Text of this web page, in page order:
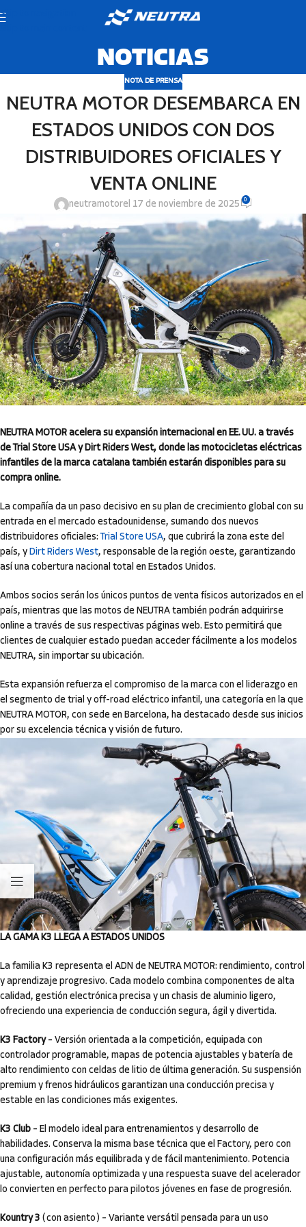
Skip to navigation
NOTICIAS
NOTA DE PRENSA
NEUTRA MOTOR DESEMBARCA EN
ESTADOS UNIDOS CON DOS
DISTRIBUIDORES OFICIALES Y
VENTA ONLINE
neutramotorel 17 de noviembre de 2025 0
NEUTRA MOTOR acelera su expansión internacional en EE. UU. a través
de Trial Store USA y Dirt Riders West, donde las motocicletas eléctricas
infantiles de la marca catalana también estarán disponibles para su
compra online.
La compañía da un paso decisivo en su plan de crecimiento global con su
entrada en el mercado estadounidense, sumando dos nuevos
distribuidores oficiales:Trial Store USA, que cubrirá la zona este del
país, y Dirt Riders West, responsable de la región oeste, garantizando
así una cobertura nacional total en Estados Unidos.
Ambos socios serán los únicos puntos de venta físicos autorizados en el
país, mientras que las motos de NEUTRA también podrán adquirirse
online a través de sus respectivas páginas web. Esto permitirá que
clientes de cualquier estado puedan acceder fácilmente a los modelos
NEUTRA, sin importar su ubicación.
Esta expansión refuerza el compromiso de la marca con el liderazgo en
el segmento de trial y off-road eléctrico infantil, una categoría en la que
NEUTRA MOTOR, con sede en Barcelona, ha destacado desde sus inicios
por su excelencia técnica y visión de futuro.
LA GAMA K3 LLEGA A ESTADOS UNIDOS
La familia K3 representa el ADN de NEUTRA MOTOR: rendimiento, control
y aprendizaje progresivo. Cada modelo combina componentes de alta
calidad, gestión electrónica precisa y un chasis de aluminio ligero,
ofreciendo una experiencia de conducción segura, ágil y divertida.
K3 Factory– Versión orientada a la competición, equipada con
controlador programable, mapas de potencia ajustables y batería de
alto rendimiento con celdas de litio de última generación. Su suspensión
premium y frenos hidráulicos garantizan una conducción precisa y
estable en las condiciones más exigentes.
K3 Club – El modelo ideal para entrenamientos y desarrollo de
habilidades. Conserva la misma base técnica que el Factory, pero con
una configuración más equilibrada y de fácil mantenimiento. Potencia
ajustable, autonomía optimizada y una respuesta suave del acelerador
lo convierten en perfecto para pilotos jóvenes en fase de progresión.
Kountry 3 (con asiento) – Variante versátil pensada para un uso